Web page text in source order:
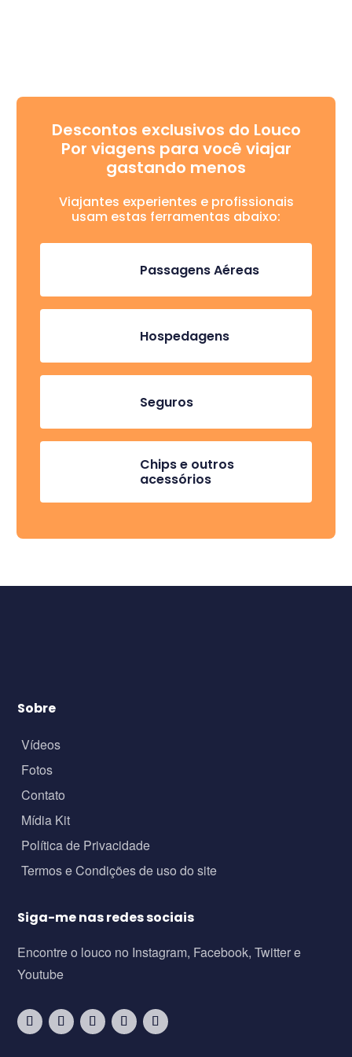
Descontos exclusivos do Louco
Por viagens para você viajar
gastando menos
Viajantes experientes e profissionais
usam estas ferramentas abaixo:
Passagens Aéreas
Hospedagens
Seguros
Chips e outros
acessórios
Sobre
Vídeos
Fotos
Contato
Mídia Kit
Política de Privacidade
Termos e Condições de uso do site
Siga-me nas redes sociais
Encontre o louco no Instagram, Facebook, Twitter e
Youtube